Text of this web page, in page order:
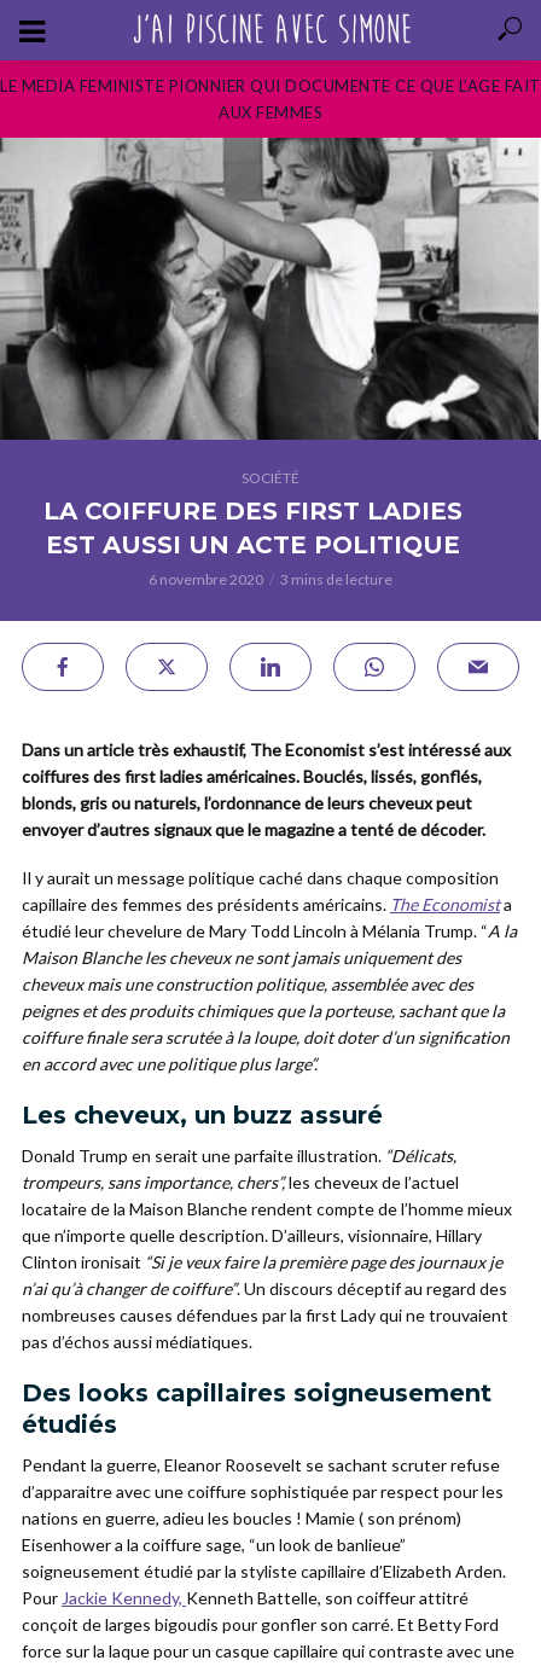
LE MEDIA FEMINISTE PIONNIER QUI DOCUMENTE CE QUE L’AGE FAIT
AUX FEMMES
SOCIÉTÉ
LA COIFFURE DES FIRST LADIES
EST AUSSI UN ACTE POLITIQUE
6 novembre 2020 3 mins de lecture
Dans un article très exhaustif, The Economist s’est intéressé aux
coiffures des first ladies américaines. Bouclés, lissés, gonflés,
blonds, gris ou naturels, l’ordonnance de leurs cheveux peut
envoyer d’autres signaux que le magazine a tenté de décoder.
Il y aurait un message politique caché dans chaque composition
capillaire des femmes des présidents américains. The Economista
étudié leur chevelure de Mary Todd Lincoln à Mélania Trump. “A la
Maison Blanche les cheveux ne sont jamais uniquement des
cheveux mais une construction politique, assemblée avec des
peignes et des produits chimiques que la porteuse, sachant que la
coiffure finale sera scrutée à la loupe, doit doter d’un signification
en accord avec une politique plus large”.
Les cheveux, un buzz assuré
Donald Trump en serait une parfaite illustration. “Délicats,
trompeurs, sans importance, chers”,les cheveux de l’actuel
locataire de la Maison Blanche rendent compte de l’homme mieux
que n’importe quelle description. D’ailleurs, visionnaire, Hillary
Clinton ironisait “Si je veux faire la première page des journaux je
n’ai qu’à changer de coiffure”. Un discours déceptif au regard des
nombreuses causes défendues par la first Lady qui ne trouvaient
pas d’échos aussi médiatiques.
Des looks capillaires soigneusement
étudiés
Pendant la guerre, Eleanor Roosevelt se sachant scruter refuse
d’apparaitre avec une coiffure sophistiquée par respect pour les
nations en guerre, adieu les boucles ! Mamie ( son prénom)
Eisenhower a la coiffure sage, “un look de banlieue”
soigneusement étudié par la styliste capillaire d’Elizabeth Arden.
Pour Jackie Kennedy, Kenneth Battelle, son coiffeur attitré
conçoit de larges bigoudis pour gonfler son carré. Et Betty Ford
force sur la laque pour un casque capillaire qui contraste avec une